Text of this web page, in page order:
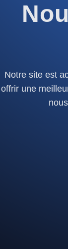
Notre site est
offrir une